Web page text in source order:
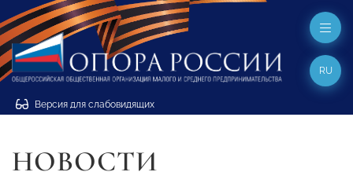
Версия для слабовидящих
RU
НОВОСТИ